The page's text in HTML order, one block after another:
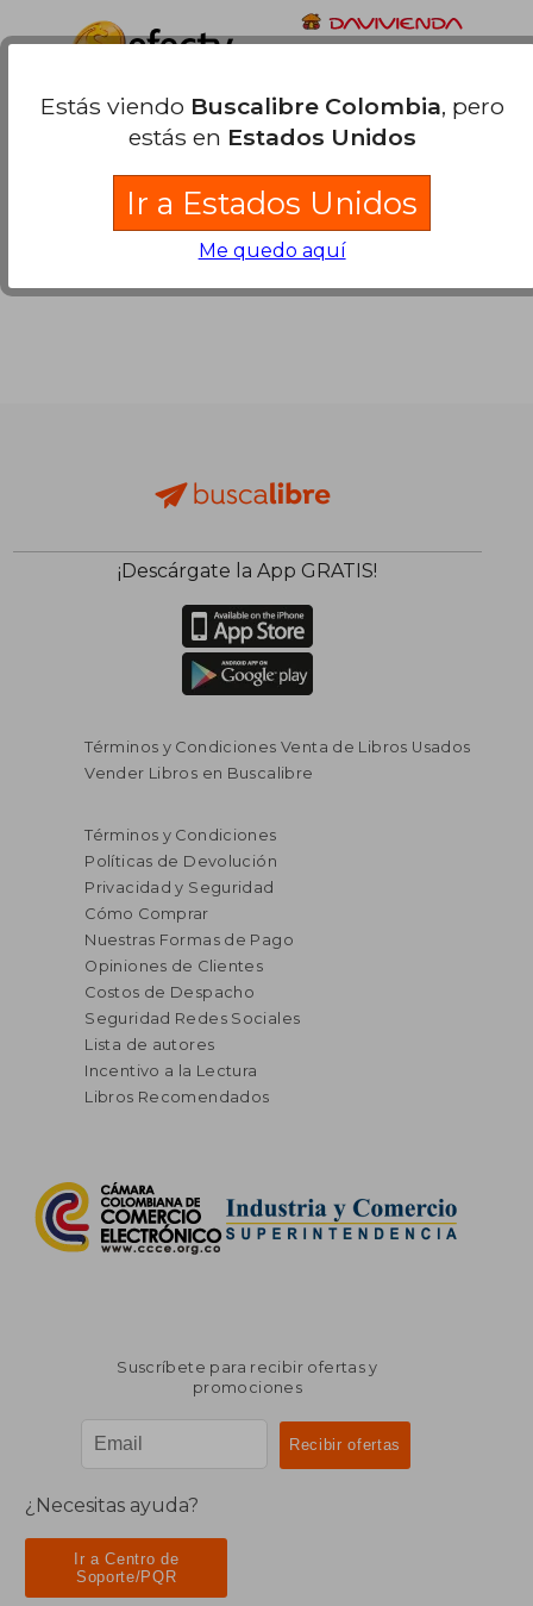
¡Descárgate la App GRATIS!
Términos y Condiciones Venta de Libros Usados
Vender Libros en Buscalibre
Términos y Condiciones
Políticas de Devolución
Privacidad y Seguridad
Cómo Comprar
Nuestras Formas de Pago
Opiniones de Clientes
Costos de Despacho
Seguridad Redes Sociales
Lista de autores
Incentivo a la Lectura
Libros Recomendados
Suscríbete para recibir ofertas y
promociones
¿Necesitas ayuda?
Ir a Centro de
Soporte/PQR
Estás viendo Buscalibre Colombia, pero
estás en Estados Unidos
Ir a Estados Unidos
Me quedo aquí